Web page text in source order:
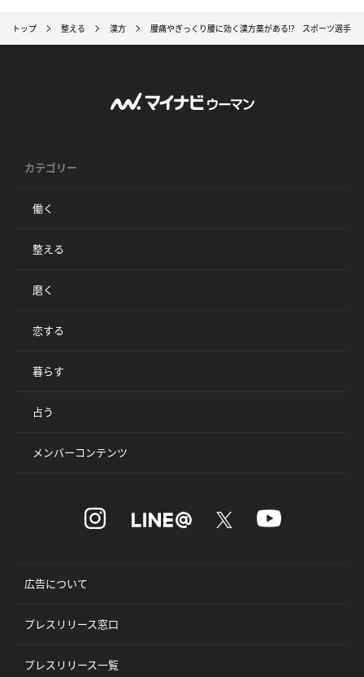
トップ 整える 漢方 腰痛やぎっくり腰に効く漢方薬がある!? スポーツ選手も
カテゴリー
働く
整える
磨く
恋する
暮らす
占う
メンバーコンテンツ
広告について
プレスリリース窓口
プレスリリース一覧